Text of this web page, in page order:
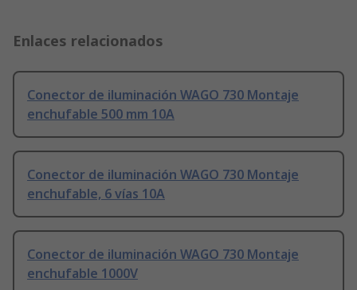
Enlaces relacionados
Conector de iluminación WAGO 730 Montaje
enchufable 500 mm 10A
Conector de iluminación WAGO 730 Montaje
enchufable, 6 vías 10A
Conector de iluminación WAGO 730 Montaje
enchufable 1000V